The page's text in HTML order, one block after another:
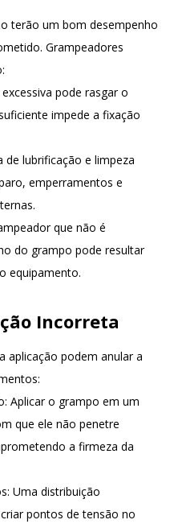
terão um bom desempenho
Grampeadores
pode rasgar o
impede a fixação
de lubrificação e limpeza
emperramentos e
que não é
do grampo pode resultar
equipamento.
Incorreta
aplicação podem anular a
: Aplicar o grampo em um
que ele não penetre
a firmeza da
: Uma distribuição
pontos de tensão no